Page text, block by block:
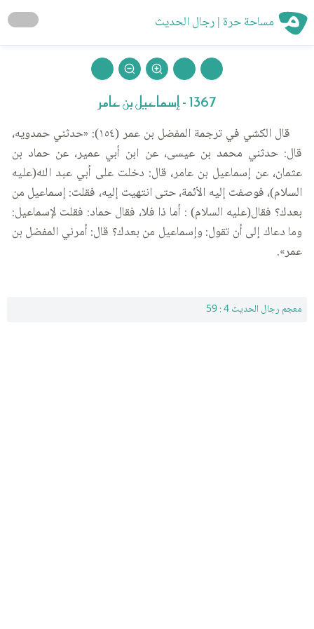
مساحة حرة | رجال الحديث
1367 - إسماعيل بن عامر
قال الكشي في ترجمة المفضل بن عمر (١٥٤): «حدثني حمدويه،
قال: حدثني محمد بن عيسى، عن ابن أبي عمير، عن حماد بن
عثمان، عن إسماعيل بن عامر، قال: دخلت على أبي عبد الله(عليه
السلام)، فوصفت إليه الأئمة، حتى انتهيت إليه، فقلت: إسماعيل من
بعدك؟ فقال(عليه السلام) : أما ذا فلا، فقال حماد: فقلت لإسماعيل:
وما دعاك إلى أن تقول: وإسماعيل من بعدك؟ قال: أمرني المفضل بن
عمر».
معجم رجال الحديث 4 : 59